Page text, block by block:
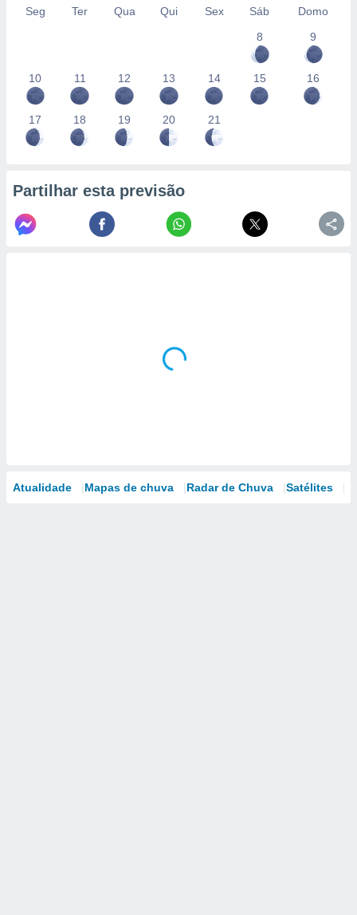
Seg Ter Qua Qui Sex Sáb
Domo
8
9
10 11 12 13 14 15 16
17 18 19 20 21
Partilhar esta previsão
Atualidade Mapas de chuva Radar de Chuva Satélites